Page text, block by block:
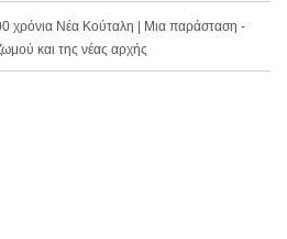
χρόνια Νέα Κούταλη | Μια παράσταση -
και της νέας αρχής